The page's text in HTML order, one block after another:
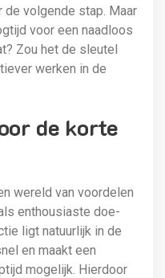
volgende stap. Maar
voor een naadloos
Zou het de sleutel
werken in de
de korte
wereld van voordelen
enthousiaste doe-
ligt natuurlijk in de
en maakt een
mogelijk. Hierdoor